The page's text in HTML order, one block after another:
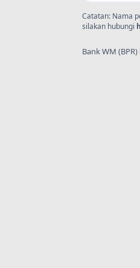
Catatan: Nama
silakan hubungi
Bank WM